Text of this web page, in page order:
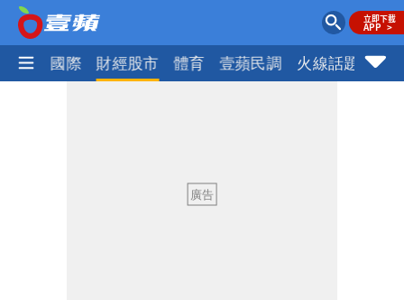
社會 國際 財經股市 體育 壹蘋民調 火線話題
慈濟買BNT遭詐10億元 蔡英文：政府